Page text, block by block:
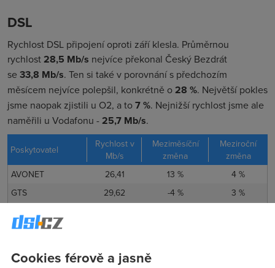
DSL
Rychlost DSL připojení oproti září klesla. Průměrnou
rychlost28,5 Mb/s nejvíce překonal Český Bezdrát
se 33,8 Mb/s. Ten si také v porovnání s předchozím
měsícem nejvíce polepšil, konkrétně o28 %. Největší pokles
jsme naopak zjistili u O2, a to7 %. Nejnižší rychlost jsme ale
naměřili u Vodafonu -25,7 Mb/s.
Poskytovatel
Rychlost v
Mb/s
Meziměsíční
změna
Meziroční
změna
AVONET
26,41 13 %
4 %
GTS
29,62 -4 %
3 %
Republic, a.s.
Vodafone
25,71
Cookies férově a jasně